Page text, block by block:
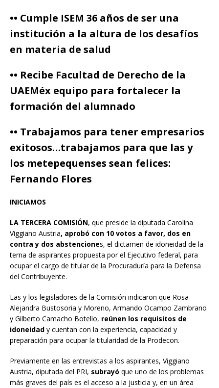
•• Cumple ISEM 36 años de ser una
institución a la altura de los desafíos
en materia de salud
•• Recibe Facultad de Derecho de la
UAEMéx equipo para fortalecer la
formación del alumnado
•• Trabajamos para tener empresarios
exitosos…trabajamos para que las y
los metepequenses sean felices:
Fernando Flores
INICIAMOS
LA TERCERA COMISIÓN, que preside la diputada Carolina
Viggiano Austria, aprobó con 10 votos a favor, dos en
contra y dos abstenciones, el dictamen de idoneidad de la
terna de aspirantes propuesta por el Ejecutivo federal, para
ocupar el cargo de titular de la Procuraduría para la Defensa
del Contribuyente.
Las y los legisladores de la Comisión indicaron que Rosa
Alejandra Bustosoria y Moreno, Armando Ocampo Zambrano
y Gilberto Camacho Botello, reúnen los requisitos de
idoneidad y cuentan con la experiencia, capacidad y
preparación para ocupar la titularidad de la Prodecon.
Previamente en las entrevistas a los aspirantes, Viggiano
Austria, diputada del PRI, subrayó que uno de los problemas
más graves del país es el acceso a la justicia y, en un área